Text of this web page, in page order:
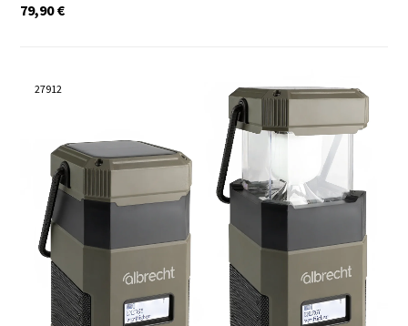
€
79,90
27912